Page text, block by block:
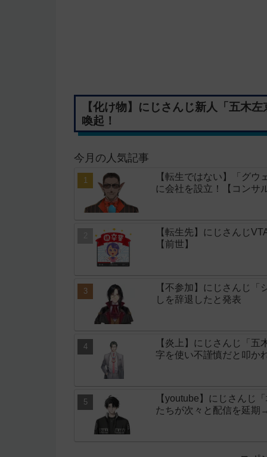
【化け物】にじさんじ新人「五木
喚起！
今月の人気記事
【転生ではない】「グ
に会社を設立！【コンサ
【転生先】にじさんじ
【前世】
【不参加】にじさんじ
しを辞退したと発表
【炎上】にじさんじ「
字を使い不謹慎だと叩か
【youtube】にじさんじ
たちが次々と配信を延期